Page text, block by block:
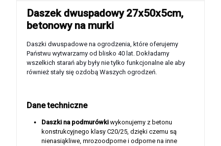
Daszek dwuspadowy 27x50x5cm,
betonowy na murki
Daszki dwuspadowe na ogrodzenia, które oferujemy
Państwu wytwarzamy od blisko 40 lat. Dokładamy
wszelkich starań aby były nie tylko funkcjonalne ale aby
również stały się ozdobą Waszych ogrodzeń.
Dane techniczne
Daszki na podmurówki wykonujemy z betonu
konstrukcyjnego klasy C20/25, dzięki czemu są
nienasiąkliwe, mrozoodporne i odporne na inne